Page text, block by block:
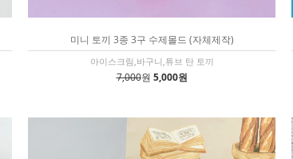
미니 토끼 3종 3구 수제몰드 (자체제작)
아이스크림,바구니,튜브 탄 토끼
7,000원 5,000원